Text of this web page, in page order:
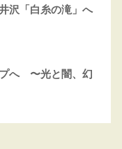
沢「白糸の滝」へ
へ 〜光と闇、幻